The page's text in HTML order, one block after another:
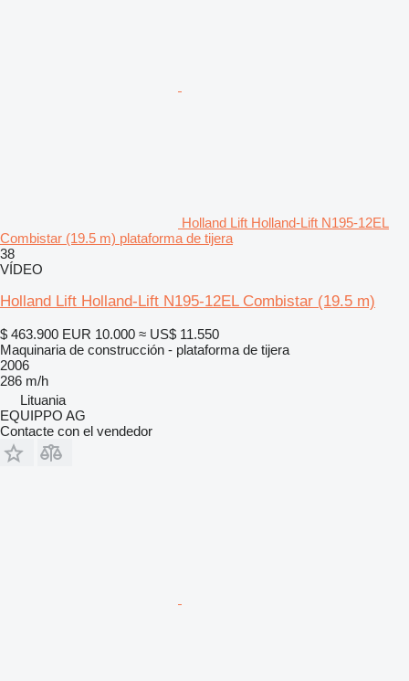
Holland Lift Holland-Lift N195-12EL
Combistar (19.5 m) plataforma de tijera
38
VÍDEO
Holland Lift Holland-Lift N195-12EL Combistar (19.5 m)
$ 463.900 EUR 10.000 ≈ US$ 11.550
Maquinaria de construcción - plataforma de tijera
2006
286 m/h
Lituania
EQUIPPO AG
Contacte con el vendedor